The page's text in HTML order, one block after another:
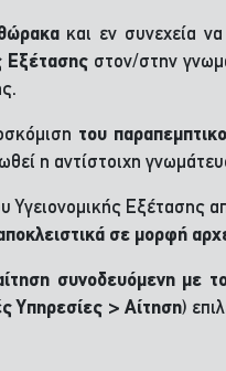
και εν συνεχεία
Εξέτασηςστον/στην
του
η αντίστοιχη
Εξέτασης
σε μορφή
συνοδευόμενη με
Υπηρεσίες > Αίτηση)